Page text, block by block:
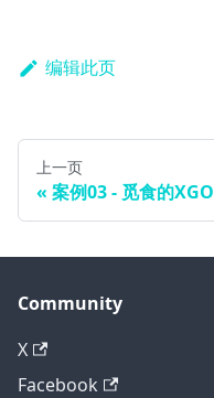
编辑此页
上一页
案例03 - 觅食的XGO
Community
X
Facebook